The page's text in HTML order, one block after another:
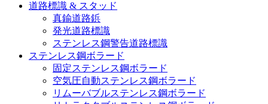
道路標識 & スタッド
真鍮道路鋲
発光道路標識
ステンレス鋼警告道路標識
ステンレス鋼ボラード
固定ステンレス鋼ボラード
空気圧自動ステンレス鋼ボラード
リムーバブルステンレス鋼ボラード